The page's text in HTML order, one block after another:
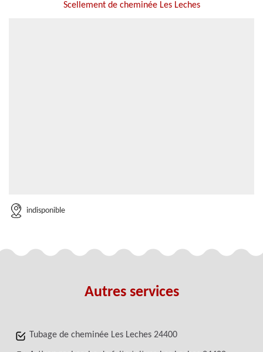
Scellement de cheminée Les Leches
indisponible
Autres services
Tubage de cheminée Les Leches 24400